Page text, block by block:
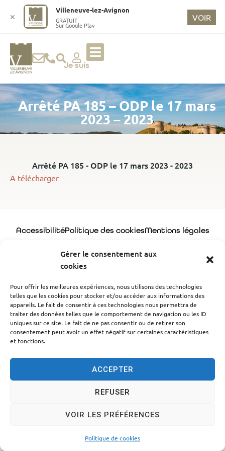
Gérer le consentement aux
cookies
Pour offrir les meilleures expériences, nous utilisons des technologies
telles que les cookies pour stocker et/ou accéder aux informations des
appareils. Le fait de consentir à ces technologies nous permettra de
traiter des données telles que le comportement de navigation ou les ID
uniques sur ce site. Le fait de ne pas consentir ou de retirer son
consentement peut avoir un effet négatif sur certaines caractéristiques
et fonctions.
ACCEPTER
REFUSER
VOIR LES PRÉFÉRENCES
Politique de cookies
ri
n
ci
Je suis
Arrêté PA 185 – ODP le 17 mars
2023 – 2023
Arrêté PA 185 - ODP le 17 mars 2023 - 2023
A télécharger
AccessibilitéPolitique des cookiesMentions légales
© 2024 - Propulsé par Utopia
✕
Villeneuve-lez-Avignon
GRATUIT
Sur Google Play
VOIR